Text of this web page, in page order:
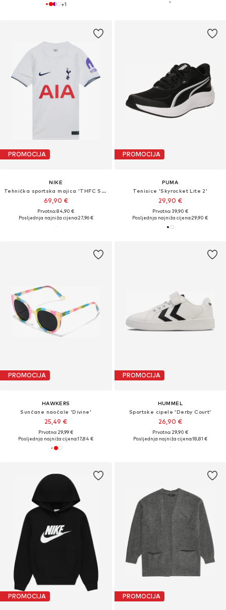
+1
PROMOCIJA
NIKE
Tehnička sportska majica 'THFC STAD HM'
69,90 €
Prvotno: 84,90 €
Posljednja najniža cijena:27,96 €
PROMOCIJA
PUMA
Tenisice 'Skyrocket Lite 2'
29,90 €
Prvotno: 39,90 €
Posljednja najniža cijena:29,90 €
PROMOCIJA
HAWKERS
Sunčane naočale 'Divine'
25,49 €
Prvotno: 29,99 €
Posljednja najniža cijena:17,84 €
PROMOCIJA
HUMMEL
Sportske cipele 'Derby Court'
26,90 €
Prvotno: 29,90 €
Posljednja najniža cijena:18,81 €
PROMOCIJA PROMOCIJA